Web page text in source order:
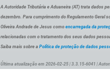
A Autoridade Tributária e Aduaneira (AT) trata dados
dezembro. Para cumprimento do Regulamento Geral
Oliveira Andrade de Jesus como encarregada da
relacionadas com o tratamento dos seus dados
Saiba mais sobre a Política de proteção de dados
Última atualização em 2026-02-25 | 3.3.15-6041 |